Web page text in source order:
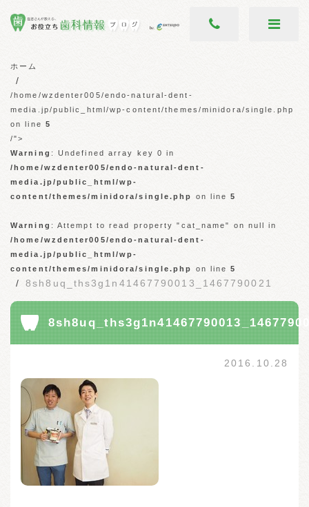
ホーム
/home/wzdenter005/endo-natural-dent-
media.jp/public_html/wp-content/themes/minidora/single.php
on line 5
/">
Warning : Undefined array key 0 in
/home/wzdenter005/endo-natural-dent-
media.jp/public_html/wp-
content/themes/minidora/single.php
on line5
Warning : Attempt to read property "cat_name" on null in
/home/wzdenter005/endo-natural-dent-
media.jp/public_html/wp-
content/themes/minidora/single.php
on line5
8sh8uq_ths3g1n41467790013_1467790021
2016.10.28